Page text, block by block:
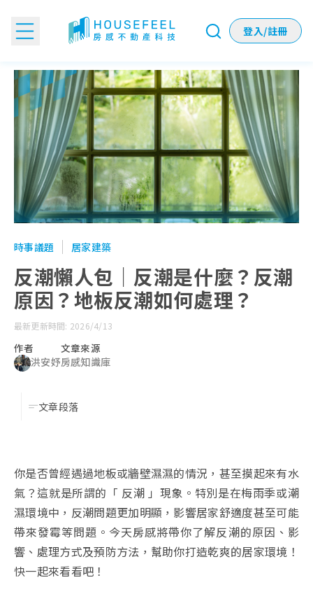
登入/註冊
反潮懶人包｜反潮是什麼？反潮原因？地板反潮如何處理？
時事議題 居家建築
反潮懶人包｜反潮是什麼？反潮
原因？地板反潮如何處理？
最新更新時間: 2026/4/13
作者
洪安妤
文章來源
房感知識庫
文章段落
你是否曾經遇過地板或牆壁濕濕的情況，甚至摸起來有水
氣？這就是所謂的「 反潮 」現象。特別是在梅雨季或潮
濕環境中，反潮問題更加明顯，影響居家舒適度甚至可能
帶來發霉等問題。今天房感將帶你了解反潮的原因、影
響、處理方式及預防方法，幫助你打造乾爽的居家環境！
快一起來看看吧！